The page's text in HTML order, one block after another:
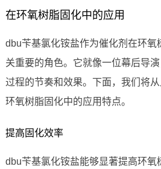
在环氧树脂固化中的应用
dbu苄基氯化铵盐作为催化剂在环氧
关重要的角色。它就像一位幕后导
过程的节奏和效果。下面，我们将
环氧树脂固化中的应用特点。
提高固化效率
dbu苄基氯化铵盐能够显著提高环氧